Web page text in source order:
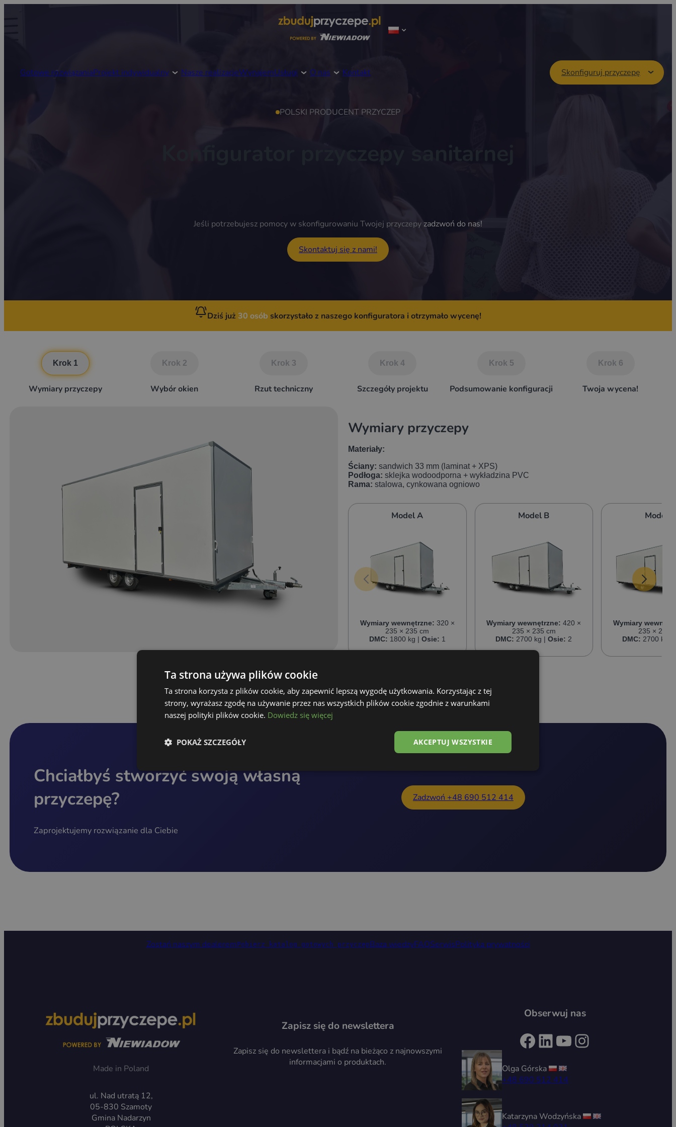
Gotowe rozwiązaniaProjekt indywidualny Nasze realizacjeWynajemUsługi O nas Kontakt Skonfiguruj przyczepę
POLSKI PRODUCENT PRZYCZEP
Jeśli potrzebujesz pomocy w skonfigurowaniu Twojej przyczepyzadzwoń do nas!
Skontaktuj się z nami!
Dziś już 30 osób skorzystało z naszego konfiguratora i otrzymało wycenę!
Krok 1
Wymiary przyczepy
Krok 2
Wybór okien
Krok 3
Rzut techniczny
Krok 4
Szczegóły projektu
Krok 5
Podsumowanie konfiguracji
Krok 6
Twoja wycena!
Wymiary przyczepy
Materiały:
Ściany: sandwich 33 mm (laminat + XPS)
Podłoga: sklejka wodoodporna + wykładzina PVC
Rama: stalowa, cynkowana ogniowo
Model A
Wymiary wewnętrzne: 320 ×
235 × 235 cm
DMC: 1800 kg | Osie: 1
Model B
Wymiary wewnętrzne: 420 ×
235 × 235 cm
DMC: 2700 kg |Osie: 2
Model C
Wymiary w
235 × 235
DMC: 2700 kg |
Chciałbyś stworzyć swoją własną
przyczepę?
Zaprojektujemy rozwiązanie dla Ciebie
Zadzwoń +48 690 512 414
Zostań naszym dealeremPobierz katalog gotowych przyczepBaza wiedzyFAQSerwisPolityka prywatności
Made in Poland
ul. Nad utratą 12,
05-830 Szamoty
Gmina Nadarzyn
Zapisz się do newslettera
Zapisz się do newslettera i bądź na bieżąco z najnowszymi
informacjami o produktach.
Obserwuj nas
Facebook LinkedIn YouTube Instagram
Olga Górska
+48 690 512 414
Katarzyna Wodzyńska
Ta strona używa plików cookie
Ta strona korzysta z plików cookie, aby zapewnić lepszą wygodę użytkowania. Korzystając z tej
strony, wyrażasz zgodę na używanie przez nas wszystkich plików cookie zgodnie z warunkami
naszej polityki plików cookie. Dowiedz się więcej
AKCEPTUJ WSZYSTKIE
POKAŻ SZCZEGÓŁY